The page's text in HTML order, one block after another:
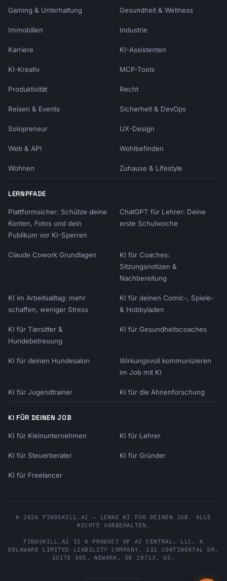
Gaming & Unterhaltung Gesundheit & Wellness
Immobilien Industrie
Karriere KI-Assistenten
KI-Kreativ MCP-Tools
Produktivität Recht
Reisen & Events Sicherheit & DevOps
Solopreneur UX-Design
Web & API Wohlbefinden
Wohnen Zuhause & Lifestyle
LERNPFADE
Plattformsicher: Schütze deine
Konten, Fotos und dein
Publikum vor KI-Sperren
ChatGPT für Lehrer: Deine
erste Schulwoche
Claude Cowork Grundlagen
KI für Coaches:
Sitzungsnotizen &
Nachbereitung
KI im Arbeitsalltag: mehr
schaffen, weniger Stress
KI für deinen Comic-, Spiele-
& Hobbyladen
KI für Tiersitter &
Hundebetreuung
KI für Gesundheitscoaches
KI für deinen Hundesalon
Wirkungsvoll kommunizieren
im Job mit KI
KI für Jugendtrainer KI für die Ahnenforschung
KI FÜR DEINEN JOB
KI für Kleinunternehmen KI für Lehrer
KI für Steuerberater KI für Gründer
KI für Freelancer
© 2026 FINDSKILL.AI — LERNE KI FÜR DEINEN JOB. ALLE
RECHTE VORBEHALTEN.
FINDSKILL.AI IS A PRODUCT OF AI CENTRAL, LLC , A
DELAWARE LIMITED LIABILITY COMPANY. 131 CONTINENTAL DR,
SUITE 305 , NEWARK , DE 19713 , US .